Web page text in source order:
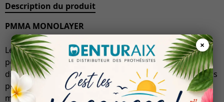
×
Description du produit
PMMA MONOLAYER
Le PMMA MONOLAYER, élaboré à partir de
polyméthacrylate de méthyle hautement réticulé, se
distingue par sa capacité à allier un usinage précis à des
propriétés matérielles fiables et constantes. Ce
matériau est particulièrement apprécié pour son